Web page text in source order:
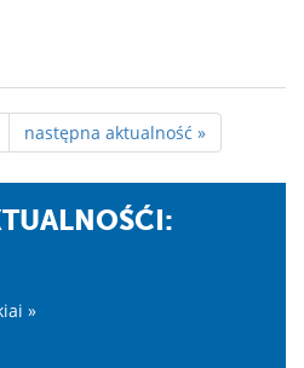
następna aktualność »
»